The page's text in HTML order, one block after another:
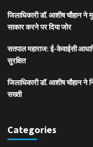
जिलाधिकारी डॉ. आशीष चौहान
साकार करने पर दिया जोर
सतपाल महाराज: ई-केवाईसी
सुरक्षित
जिलाधिकारी डॉ. आशीष चौहान ने
सख्ती
Categories